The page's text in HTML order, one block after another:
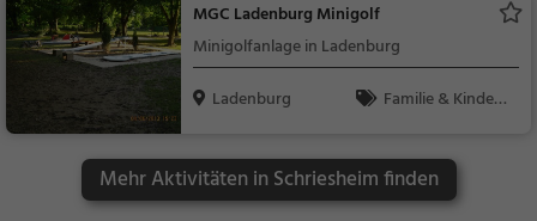
MGC Ladenburg Minigolf
Minigolfanlage in Ladenburg
Ladenburg
Familie & Kinder,
Mehr Aktivitäten in Schriesheim finden